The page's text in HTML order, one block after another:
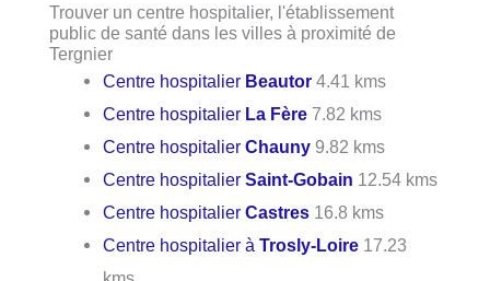
Trouver un centre hospitalier, l'établissement
public de santé dans les villes à proximité de
Tergnier
Centre hospitalier Beautor 4.41 kms
Centre hospitalier La Fère 7.82 kms
Centre hospitalierChauny 9.82 kms
Centre hospitalierSaint-Gobain 12.54 kms
Centre hospitalierCastres 16.8 kms
Centre hospitalier àTrosly-Loire 17.23